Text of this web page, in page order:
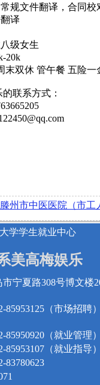
规文件翻译，合同校
译
级女生
20k
末双休 管午餐 五险
联系方式：
滕州市中医医院（市工人医院）
学学生就业中心
美高梅娱乐
市宁夏路308号博文楼
85953125（市场招聘
85950920（就业管理
85953107（就业指导
83780623